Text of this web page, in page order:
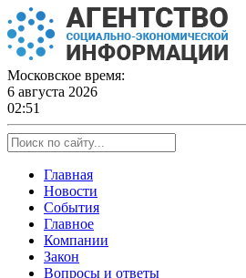
Skip
to
content
Московское время:
6 августа 2026
02:51
Главная
Новости
События
Главное
Компании
Закон
Вопросы и ответы